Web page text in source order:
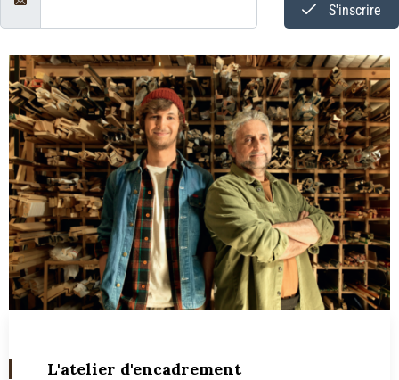
S'inscrire
L'atelier d'encadrement